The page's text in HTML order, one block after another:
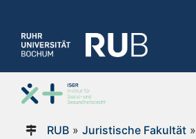
RUB» Juristische Fakultät»